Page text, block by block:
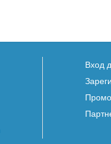
Вход